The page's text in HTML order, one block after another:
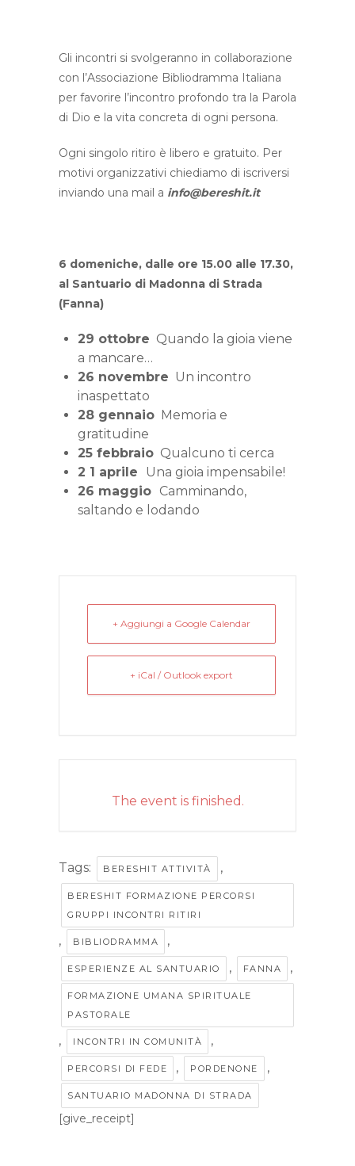
Gli incontri si svolgeranno in collaborazione
con l’Associazione Bibliodramma Italiana
per favorire l’incontro profondo tra la Parola
di Dio e la vita concreta di ogni persona.
Ogni singolo ritiro è libero e gratuito. Per
motivi organizzativi chiediamo di iscriversi
inviando una mail a info@bereshit.it
6 domeniche, dalle ore 15.00 alle 17.30,
al Santuario di Madonna di Strada
(Fanna)
29 ottobre Quando la gioia viene
a mancare…
26 novembre Un incontro
inaspettato
28 gennaio Memoria e
gratitudine
25 febbraio Qualcuno ti cerca
2 1 aprile Una gioia impensabile!
26 maggio Camminando,
saltando e lodando
+ Aggiungi a Google Calendar
+ iCal / Outlook export
The event is finished.
Tags: BERESHIT ATTIVITÀ ,
BERESHIT FORMAZIONE PERCORSI
GRUPPI INCONTRI RITIRI
, BIBLIODRAMMA ,
ESPERIENZE AL SANTUARIO , FANNA ,
FORMAZIONE UMANA SPIRITUALE
PASTORALE
, INCONTRI IN COMUNITÀ ,
PERCORSI DI FEDE , PORDENONE ,
SANTUARIO MADONNA DI STRADA
[give_receipt]